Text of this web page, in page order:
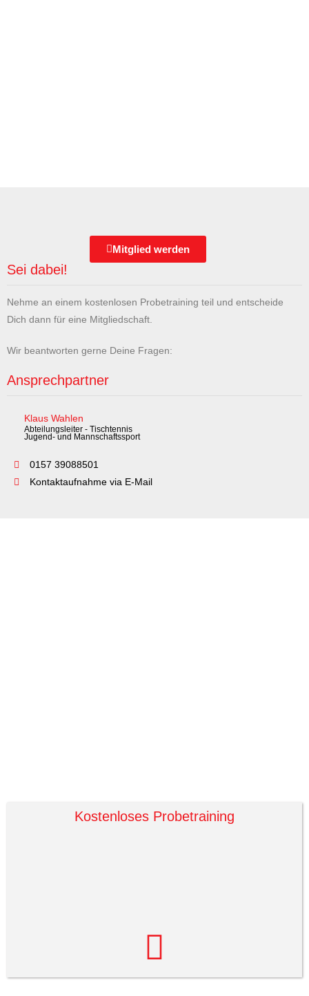
Mitglied werden
Sei dabei!
Nehme an einem kostenlosen Probetraining teil und entscheide
Dich dann für eine Mitgliedschaft.
Wir beantworten gerne Deine Fragen:
Ansprechpartner
Klaus Wahlen
Abteilungsleiter - Tischtennis
Jugend- und Mannschaftssport
0157 39088501
Kontaktaufnahme via E-Mail
Kostenloses Probetraining